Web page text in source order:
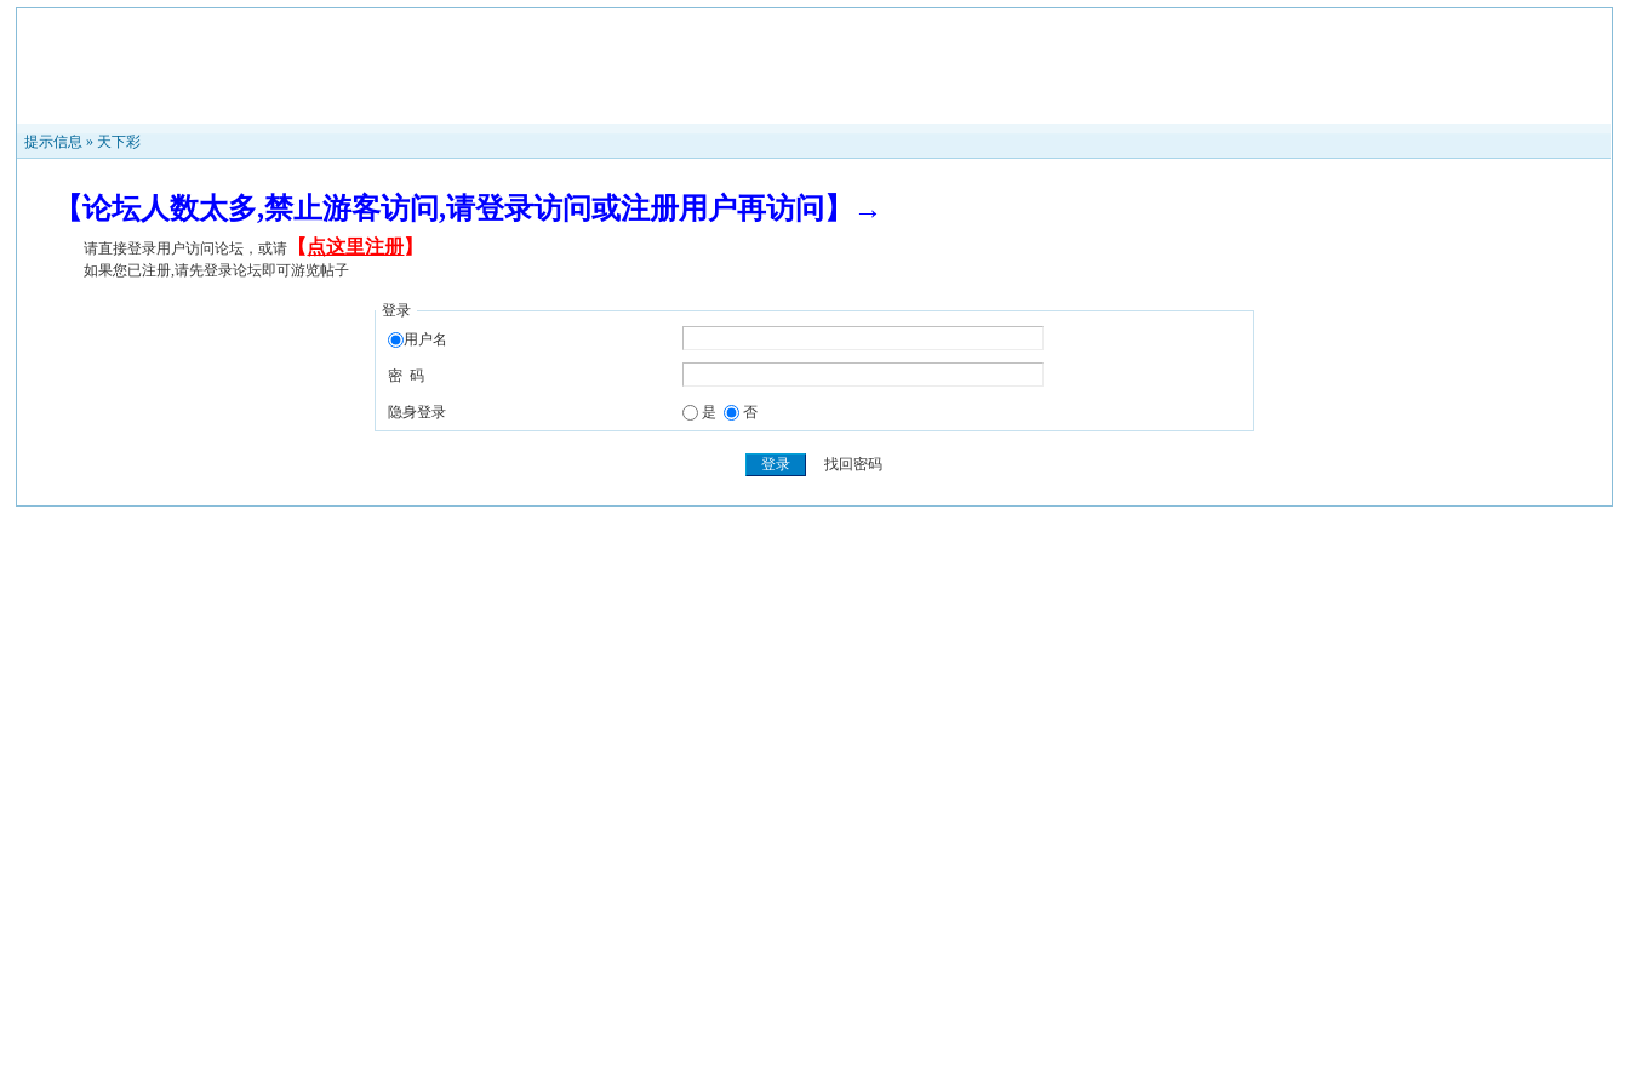
提示信息 » 天下彩
【论坛人数太多,禁止游客访问,请登录访问或注册用户再访问】→
请直接登录用户访问论坛，或请 【 点这里注册】
如果您已注册,请先登录论坛即可游览帖子
登录
用户名
密 码
隐身登录 是 否
找回密码